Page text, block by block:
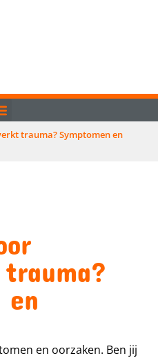
trauma? Symptomen en
en
en oorzaken. Ben jij